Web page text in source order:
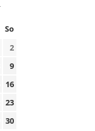
So
2
9
16
23
30